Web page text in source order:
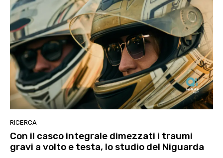
RICERCA
Con il casco integrale dimezzati i traumi
gravi a volto e testa, lo studio del Niguarda